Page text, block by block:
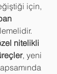
için,
nitelikli
, yeni